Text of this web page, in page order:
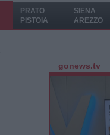
PRATO
PISTOIA
SIENA
AREZZO
gonews.tv